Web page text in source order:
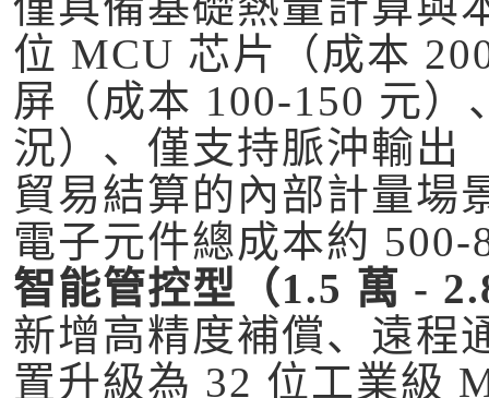
位 MCU 芯片（成本
屏（成本 100-150 元
況）、僅支持脈沖輸出
貿易結算的內部計量場
電子元件總成本約 500-
智能管控型（1.5 萬 -
新增高精度補償、遠程
置升級為 32 位工業級